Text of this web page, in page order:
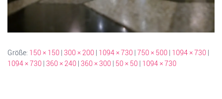
Größe: 150 × 150 | 300 × 200 | 1094 × 730 | 750 × 500 | 1094 × 730 |
1094 × 730 | 360 × 240 | 360 × 300 | 50 × 50 | 1094 × 730